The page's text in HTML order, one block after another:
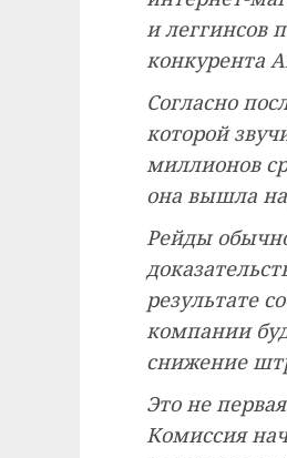
и леггинсов
конкурента
Согласно
которой
миллионов
она вышла на
Рейды
результате
компании
снижение
Это не
Комиссия